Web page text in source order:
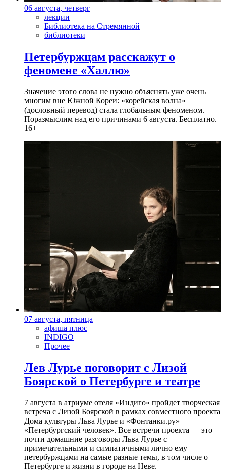
06 августа, четверг
лекции
Библиотека на Стремянной
библиотеки
Петербуржцам расскажут о
феномене «Халлю»
Значение этого слова не нужно объяснять уже очень
многим вне Южной Кореи: «корейская волна»
(дословный перевод) стала глобальным феноменом.
Поразмыслим над его причинами 6 августа. Бесплатно.
16+
07 августа, пятница
афиша плюс
INDIGO
Прочее
Лев Лурье поговорит с Лизой
Боярской о Петербурге и театре
7 августа в атриуме отеля «Индиго» пройдет творческая
встреча с Лизой Боярской в рамках совместного проекта
Дома культуры Льва Лурье и «Фонтанки.ру»
«Петербургский человек». Все встречи проекта — это
почти домашние разговоры Льва Лурье с
примечательными и симпатичными лично ему
петербуржцами на самые разные темы, в том числе о
Петербурге и жизни в городе на Неве.